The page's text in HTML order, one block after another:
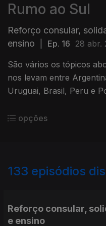
Rumo ao Sul
Reforço consular,
ensino
Ep. 16 28 abr.
São vários os tópicos
nos levam entre
Uruguai, Brasil, Peru e
opções
133 episódios
Reforço consular,
e ensino